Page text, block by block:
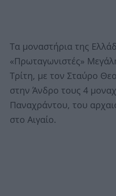
Τα μοναστήρια της
«Πρωταγωνιστές»
Τρίτη, με τον Σταύρο
στην Άνδρο τους 4
Παναχράντου, του
στο Αιγαίο.